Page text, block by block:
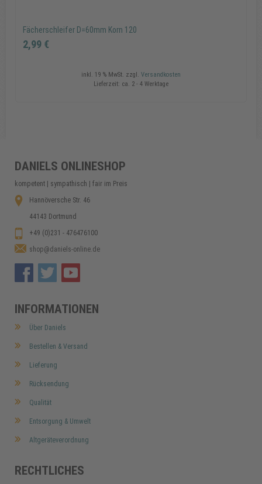
Fächerschleifer D=60mm Korn 120
2,99 €
2,99 €
inkl. 19 % MwSt. zzgl. Versandkosten
Lieferzeit: ca. 2 - 4 Werktage
DANIELS ONLINESHOP
kompetent | sympathisch | fair im Preis
Hannöversche Str. 46
44143 Dortmund
+49 (0)231 - 476476100
shop@daniels-online.de
INFORMATIONEN
Über Daniels
Bestellen & Versand
Lieferung
Rücksendung
Qualität
Entsorgung & Umwelt
Altgeräteverordnung
RECHTLICHES